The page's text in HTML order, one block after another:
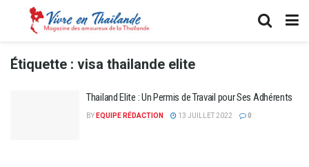
Étiquette : visa thailande elite
Thailand Elite : Un Permis de Travail pour Ses Adhérents
BY EQUIPE RÉDACTION 13 JUILLET 2022 0